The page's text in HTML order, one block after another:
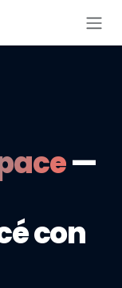
—
con